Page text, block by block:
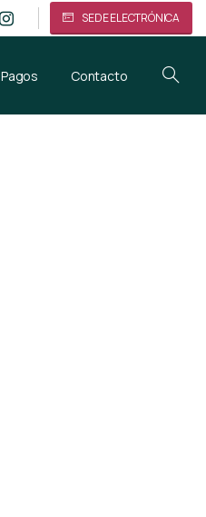
SEDE ELECTRÓNICA
Pagos Contacto